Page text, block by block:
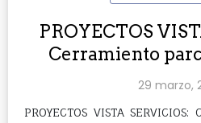
PROYECTOS
Cerramiento
29 marzo,
PROYECTOS VISTA